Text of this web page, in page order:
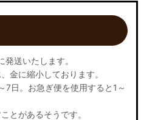
送いたします。
金に縮小しております。
7日。お急ぎ便を使用すると1～
とがあるそうです。